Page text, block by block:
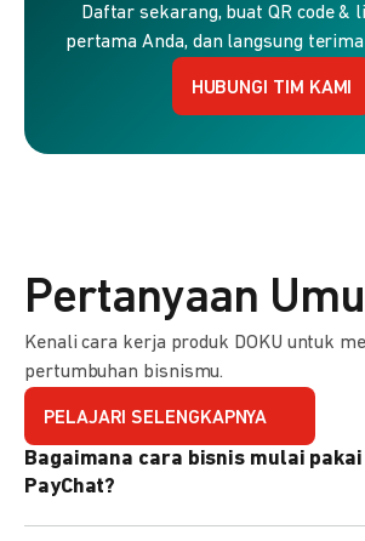
Daftar sekarang, buat QR code &
pertama Anda, dan langsung
HUBUNGI TIM KAMI
Pertanyaan
Kenali cara kerja produk DOKU untuk
pertumbuhan bisnismu.
PELAJARI SELENGKAPNYA
Bagaimana cara bisnis mulai pakai
PayChat?